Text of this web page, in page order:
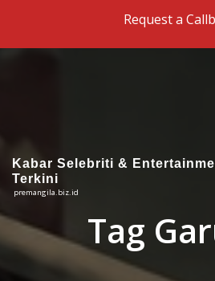
Request a
Kabar Selebriti &
Terkini
premangila.biz.id
Tag